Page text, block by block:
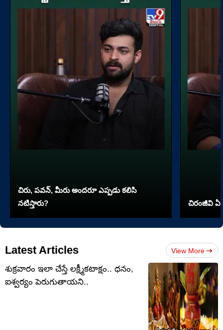
చిరు, పవన్, మీరు అందరూ ఎప్పడు కలిసి
నటిస్తారు?
చిరంజీవి ఏ
Latest Articles View More
శుక్రవారం ఇలా చేస్తే లక్ష్మీకటాక్షం.. ధనం,
ఐశ్వర్యం పెరుగుతాయని..